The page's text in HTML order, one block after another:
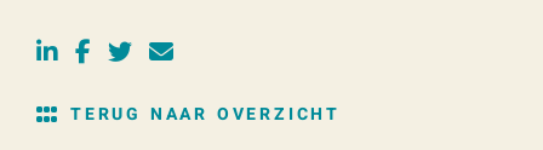
TERUG NAAR OVERZICHT